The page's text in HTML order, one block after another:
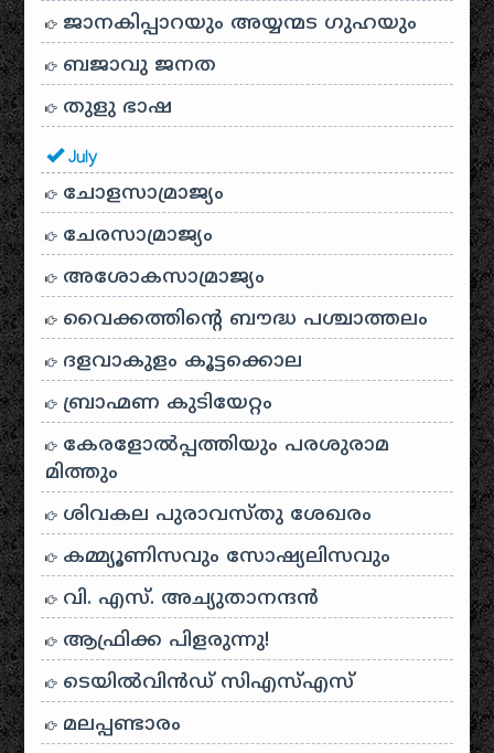
ജാനകിപ്പാറയും അയ്യന്മട ഗുഹയും
ബജാവു ജനത
തുളു ഭാഷ
July
ചോളസാമ്രാജ്യം
ചേരസാമ്രാജ്യം
അശോകസാമ്രാജ്യം
വൈക്കത്തിന്റെ ബൗദ്ധ പശ്ചാത്തലം
ദളവാകുളം കൂട്ടക്കൊല
ബ്രാഹ്മണ കുടിയേറ്റം
കേരളോൽപ്പത്തിയും പരശുരാമ
മിത്തും
ശിവകല പുരാവസ്തു ശേഖരം
കമ്മ്യൂണിസവും സോഷ്യലിസവും
വി. എസ്. അച്യുതാനന്ദൻ
ആഫ്രിക്ക പിളരുന്നു!
ടെയിൽ‌വിൻഡ് സി‌എസ്‌എസ്
മലപ്പണ്ടാരം